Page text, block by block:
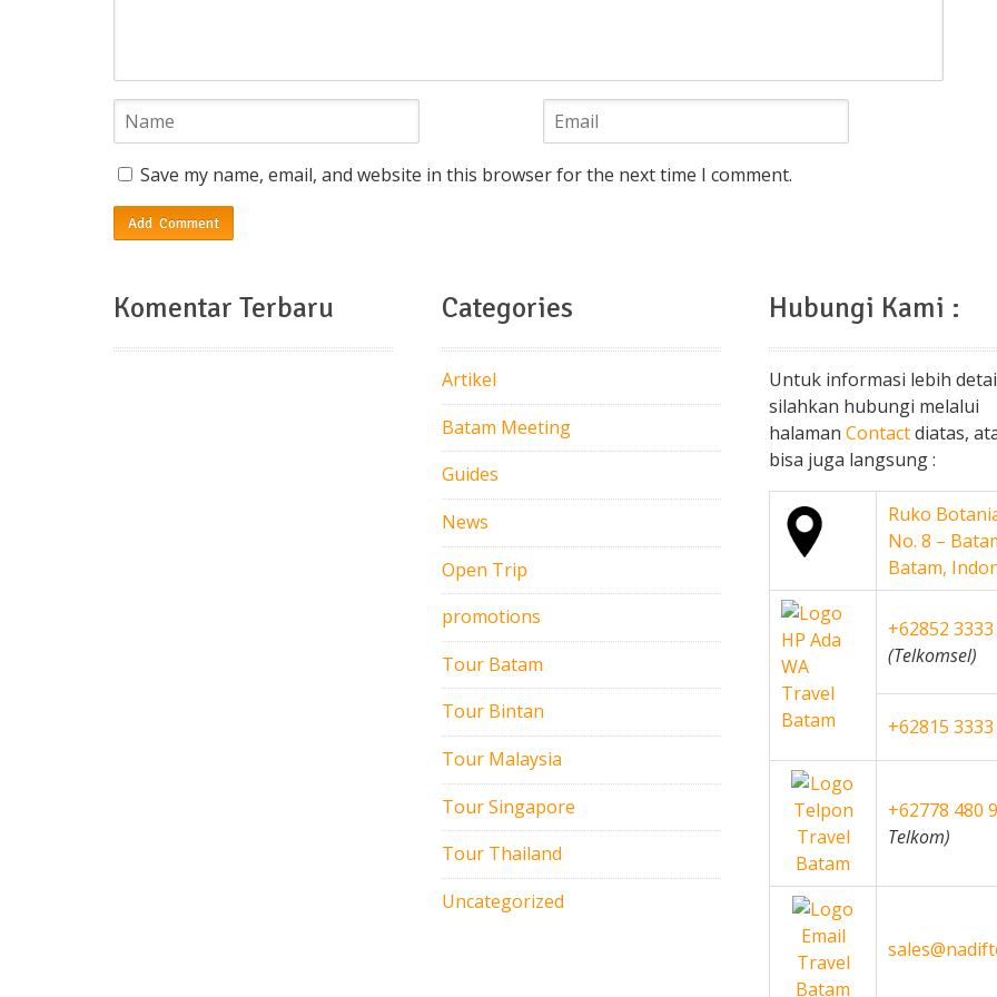
Save my name, email, and website in this browser for the next time I comment.
Komentar Terbaru Categories
Artikel
Batam Meeting
Guides
News
Open Trip
promotions
Tour Batam
Tour Bintan
Tour Malaysia
Tour Singapore
Tour Thailand
Uncategorized
Hubungi Kami :
Untuk informasi lebih
silahkan hubungi melalui
halamanContactdiatas,
bisa juga langsung :
Ruko
No. 8 –
Batam,
+62852
(Telkomsel)
+62815
+62778 480
Telkom)